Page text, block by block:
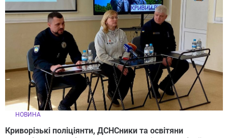
НОВИНА
Криворізькі поліціянти, ДСНСники та освітяни